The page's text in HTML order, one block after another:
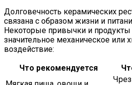
Долговечность керамических
связана с образом жизни и
Некоторые привычки и продукты
значительное механическое или
воздействие:
Что рекомендуется